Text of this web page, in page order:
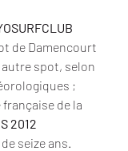
de Damencourt
spot, selon
;
française de la
2012
seize ans.